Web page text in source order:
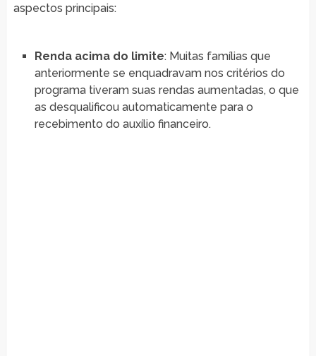
aspectos principais:
Renda acima do limite: Muitas famílias que
anteriormente se enquadravam nos critérios do
programa tiveram suas rendas aumentadas, o que
as desqualificou automaticamente para o
recebimento do auxílio financeiro.